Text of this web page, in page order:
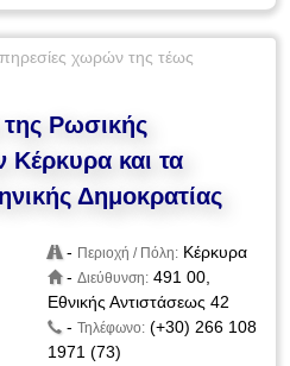
χωρών της τέως
της Ρωσικής
και τα
Δημοκρατίας
- Περιοχή / Πόλη: Κέρκυρα
-Διεύθυνση: 491 00,
Εθνικής Αντιστάσεως 42
-Τηλέφωνο: (+30) 266 108
1971 (73)